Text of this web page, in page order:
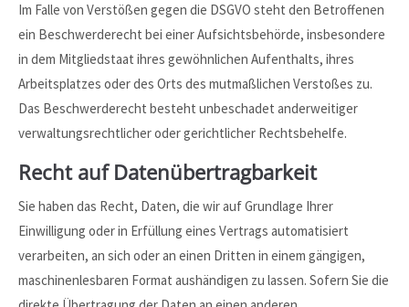
Im Falle von Verstößen gegen die DSGVO steht den Betroffenen
ein Beschwerderecht bei einer Aufsichtsbehörde, insbesondere
in dem Mitgliedstaat ihres gewöhnlichen Aufenthalts, ihres
Arbeitsplatzes oder des Orts des mutmaßlichen Verstoßes zu.
Das Beschwerderecht besteht unbeschadet anderweitiger
verwaltungsrechtlicher oder gerichtlicher Rechtsbehelfe.
Recht auf Daten­übertrag­barkeit
Sie haben das Recht, Daten, die wir auf Grundlage Ihrer
Einwilligung oder in Erfüllung eines Vertrags automatisiert
verarbeiten, an sich oder an einen Dritten in einem gängigen,
maschinenlesbaren Format aushändigen zu lassen. Sofern Sie die